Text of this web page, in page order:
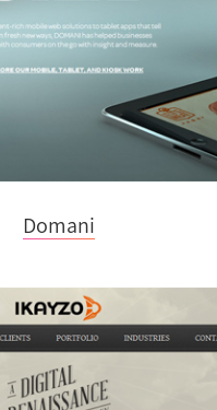
Domani